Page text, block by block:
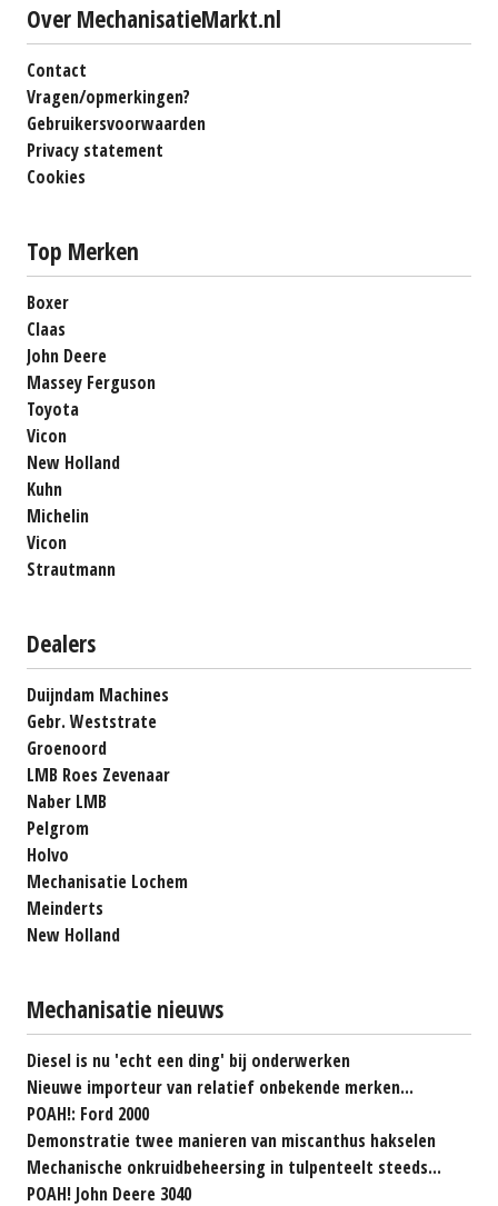
Over MechanisatieMarkt.nl
Contact
Vragen/opmerkingen?
Gebruikersvoorwaarden
Privacy statement
Cookies
Top Merken
Boxer
Claas
John Deere
Massey Ferguson
Toyota
Vicon
New Holland
Kuhn
Michelin
Vicon
Strautmann
Dealers
Duijndam Machines
Gebr. Weststrate
Groenoord
LMB Roes Zevenaar
Naber LMB
Pelgrom
Holvo
Mechanisatie Lochem
Meinderts
New Holland
Mechanisatie nieuws
Diesel is nu 'echt een ding' bij onderwerken
Nieuwe importeur van relatief onbekende merken...
POAH!: Ford 2000
Demonstratie twee manieren van miscanthus hakselen
Mechanische onkruidbeheersing in tulpenteelt steeds...
POAH! John Deere 3040